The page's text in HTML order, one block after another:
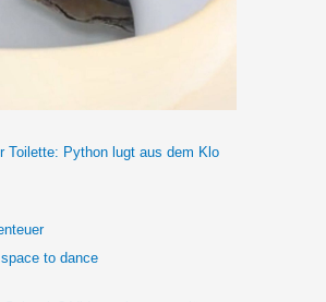
Toilette: Python lugt aus dem Klo
to dance